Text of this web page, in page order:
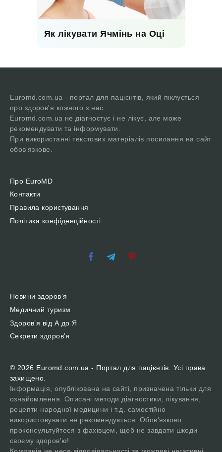
Як лікувати Ячмінь на Оці
Euromd.com.ua - портал для пацієнтів, який піклується
про здоров'я кожного з нас.
Euromd.com.ua не діагностує і не лікує, але може
рекомендувати та інформувати.
При використанні текстових матеріалів посилання на сайт
обов'язкове.
Про EuroMD
Контакти
Правила користування
Політика конфіденційності
Новини здоров’я
Медичний туризм
Здоров’я від А до Я
Секрети здоров’я
© 2026 Euromd.com.ua - Портал для пацієнтів. Усі права
захищено.
Інформація, опублікована на сайті, призначена тільки для
ознайомлення. Описані методи діагностики, лікування,
рецепти народної медицини і т.д. самостійно
використовувати не рекомендується. Обов'язково
проконсультуйтеся з фахівцем, щоб не завдати шкоди
своєму здоров'ю!